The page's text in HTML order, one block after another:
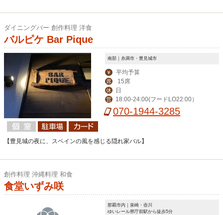
ダイニングバー 創作料理 洋食
バルピケ Bar Pique
南部｜糸満市・豊見城市
￥ 平均予算
席 15席
休 日
営 18:00-24:00(フードLO22:00）
070-1944-3285
【豊見城の夜に、スペインの風を感じる隠れ家バル】
創作料理 沖縄料理 和食
食堂いずみ咲
那覇市内｜泉崎・壺川
ゆいレール県庁前駅から徒歩5分